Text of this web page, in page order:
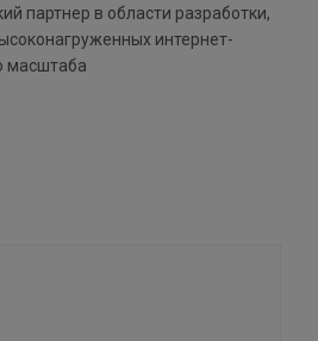
партнер в области разработки,
интернет-
масштаба